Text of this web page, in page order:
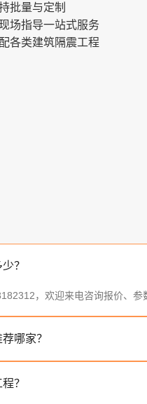
批量与定制
场指导一站式服务
各类建筑隔震工程
？
，欢迎来电咨询报价、参
哪家？
？